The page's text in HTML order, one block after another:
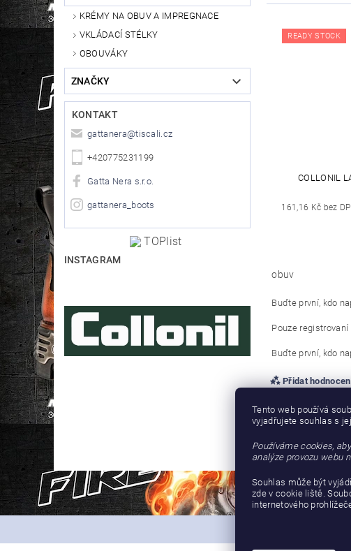
KRÉMY NA OBUV A IMPREGNACE
VKLÁDACÍ STÉLKY
OBOUVÁKY
ZNAČKY
KONTAKT
gattanera@tiscali.cz
+420775231199
Gatta Nera s.r.o.
gattanera_boots
INSTAGRAM
READY STOCK
COLLONIL
161,16 Kč bez
obuv
Buďte první, kdo
Pouze
Buďte první, kdo
Přidat
Tento web používá
vyjadřujete souhlas s
Používáme cookies,
analýze provozu webu
Souhlas může být
zde v cookie liště.
internetového